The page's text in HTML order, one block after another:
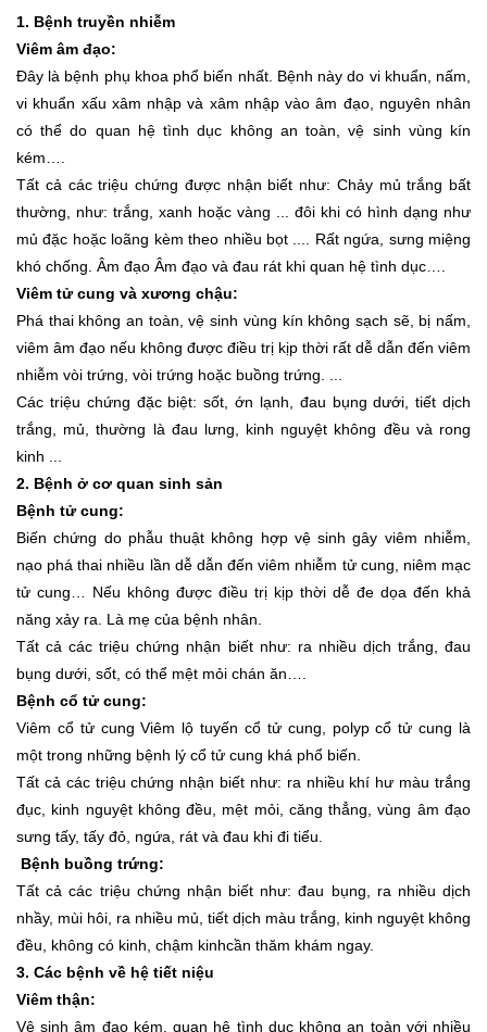
1. Bệnh truyền nhiễm
Viêm âm đạo:
Đây là bệnh phụ khoa phổ biến nhất. Bệnh này do vi khuẩn, nấm,
vi khuẩn xấu xâm nhập và xâm nhập vào âm đạo, nguyên nhân
có thể do quan hệ tình dục không an toàn, vệ sinh vùng kín
kém….
Tất cả các triệu chứng được nhận biết như: Chảy mủ trắng bất
thường, như: trắng, xanh hoặc vàng ... đôi khi có hình dạng như
mủ đặc hoặc loãng kèm theo nhiều bọt .... Rất ngứa, sưng miệng
khó chống. Âm đạo Âm đạo và đau rát khi quan hệ tình dục….
Viêm tử cung và xương chậu:
Phá thai không an toàn, vệ sinh vùng kín không sạch sẽ, bị nấm,
viêm âm đạo nếu không được điều trị kịp thời rất dễ dẫn đến viêm
nhiễm vòi trứng, vòi trứng hoặc buồng trứng. ...
Các triệu chứng đặc biệt: sốt, ớn lạnh, đau bụng dưới, tiết dịch
trắng, mủ, thường là đau lưng, kinh nguyệt không đều và rong
kinh ...
2. Bệnh ở cơ quan sinh sản
Bệnh tử cung:
Biến chứng do phẫu thuật không hợp vệ sinh gây viêm nhiễm,
nạo phá thai nhiều lần dễ dẫn đến viêm nhiễm tử cung, niêm mạc
tử cung… Nếu không được điều trị kịp thời dễ đe dọa đến khả
năng xảy ra. Là mẹ của bệnh nhân.
Tất cả các triệu chứng nhận biết như: ra nhiều dịch trắng, đau
bụng dưới, sốt, có thể mệt mỏi chán ăn….
Bệnh cổ tử cung:
Viêm cổ tử cung Viêm lộ tuyến cổ tử cung, polyp cổ tử cung là
một trong những bệnh lý cổ tử cung khá phổ biến.
Tất cả các triệu chứng nhận biết như: ra nhiều khí hư màu trắng
đục, kinh nguyệt không đều, mệt mỏi, căng thẳng, vùng âm đạo
sưng tấy, tấy đỏ, ngứa, rát và đau khi đi tiểu.
Bệnh buồng trứng:
Tất cả các triệu chứng nhận biết như: đau bụng, ra nhiều dịch
nhầy, mùi hôi, ra nhiều mủ, tiết dịch màu trắng, kinh nguyệt không
đều, không có kinh, chậm kinhcần thăm khám ngay.
3. Các bệnh về hệ tiết niệu
Viêm thận:
Vệ sinh âm đạo kém, quan hệ tình dục không an toàn với nhiều